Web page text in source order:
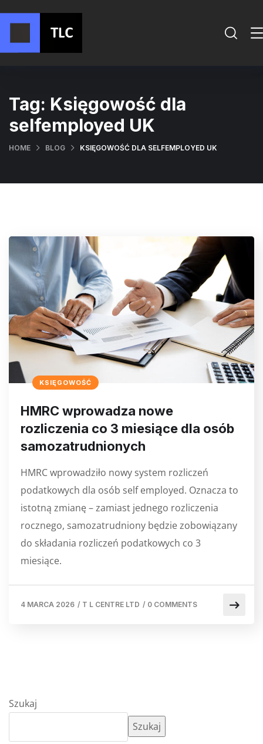
Tag: Księgowość dla
selfemployed UK
HOME BLOG KSIĘGOWOŚĆ DLA SELFEMPLOYED UK
KSIĘGOWOŚĆ
HMRC wprowadza nowe
rozliczenia co 3 miesiące dla osób
samozatrudnionych
HMRC wprowadziło nowy system rozliczeń
podatkowych dla osób self employed. Oznacza to
istotną zmianę – zamiast jednego rozliczenia
rocznego, samozatrudniony będzie zobowiązany
do składania rozliczeń podatkowych co 3
miesiące.
4 MARCA 2026 / T L CENTRE LTD / 0 COMMENTS
Szukaj
Szukaj